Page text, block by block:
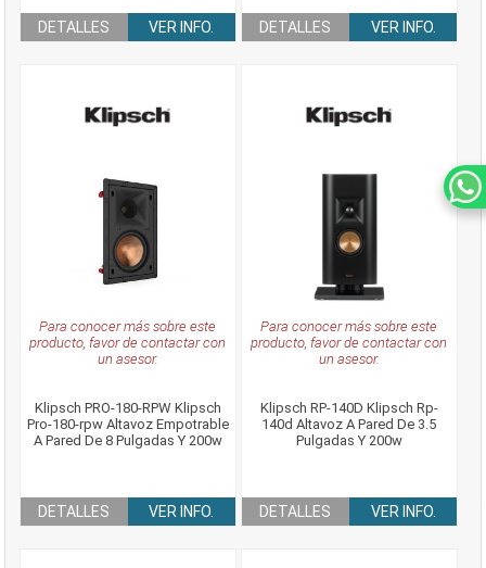
DETALLES VER INFO. DETALLES VER INFO.
Para conocer más sobre este
producto, favor de contactar con
un asesor.
Klipsch PRO-180-RPW Klipsch
Pro-180-rpw Altavoz Empotrable
A Pared De 8 Pulgadas Y 200w
DETALLES VER INFO.
Para conocer más sobre este
producto, favor de contactar con
un asesor.
Klipsch RP-140D Klipsch Rp-
140d Altavoz A Pared De 3.5
Pulgadas Y 200w
DETALLES VER INFO.